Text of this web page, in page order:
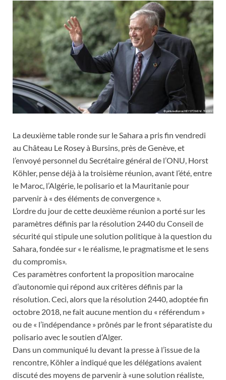
La deuxième table ronde sur le Sahara a pris fin vendredi
au Château Le Rosey à Bursins, près de Genève, et
l’envoyé personnel du Secrétaire général de l’ONU, Horst
Köhler, pense déjà à la troisième réunion, avant l’été, entre
le Maroc, l’Algérie, le polisario et la Mauritanie pour
parvenir à « des éléments de convergence ».
L’ordre du jour de cette deuxième réunion a porté sur les
paramètres définis par la résolution 2440 du Conseil de
sécurité qui stipule une solution politique à la question du
Sahara, fondée sur « le réalisme, le pragmatisme et le sens
du compromis».
Ces paramètres confortent la proposition marocaine
d’autonomie qui répond aux critères définis par la
résolution. Ceci, alors que la résolution 2440, adoptée fin
octobre 2018, ne fait aucune mention du « référendum »
ou de « l’indépendance » prônés par le front séparatiste du
polisario avec le soutien d’Alger.
Dans un communiqué lu devant la presse à l’issue de la
rencontre, Köhler a indiqué que les délégations avaient
discuté des moyens de parvenir à «une solution réaliste,